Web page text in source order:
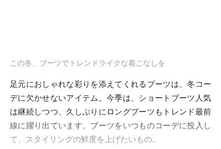
この冬、ブーツでトレンドライクな着こなしを
足元におしゃれな彩りを添えてくれるブーツは、冬コー
デに欠かせないアイテム。今季は、ショートブーツ人気
は継続しつつ、久しぶりにロングブーツもトレンド最前
線に躍り出ています。ブーツをいつものコーデに投入し
て、スタイリングの鮮度を上げたいもの。